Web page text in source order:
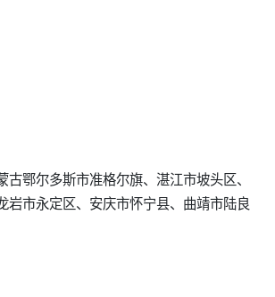
古鄂尔多斯市准格尔旗、湛江市坡头区、
岩市永定区、安庆市怀宁县、曲靖市陆良